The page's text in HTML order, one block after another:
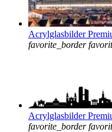
Acrylglasbilder
favorite_border
Acrylglasbilder
favorite_border